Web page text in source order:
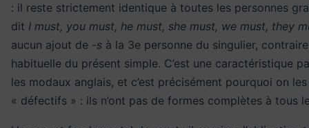
: il reste strictement identique à toutes les personnes
dit I must, you must, he must, she must, we must, they
aucun ajout de -s à la 3e personne du singulier,
habituelle du présent simple. C’est une caractéristique
les modaux anglais, et c’est précisément pourquoi on
« défectifs » : ils n’ont pas de formes complètes à tous